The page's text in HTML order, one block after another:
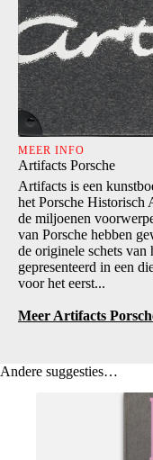
MEER INFO
Artifacts Porsche
Artifacts is een
het Porsche Historisch
de miljoenen
van Porsche hebben
de originele schets van
gepresenteerd in een
voor het eerst...
Meer Artifacts
Andere suggesties…